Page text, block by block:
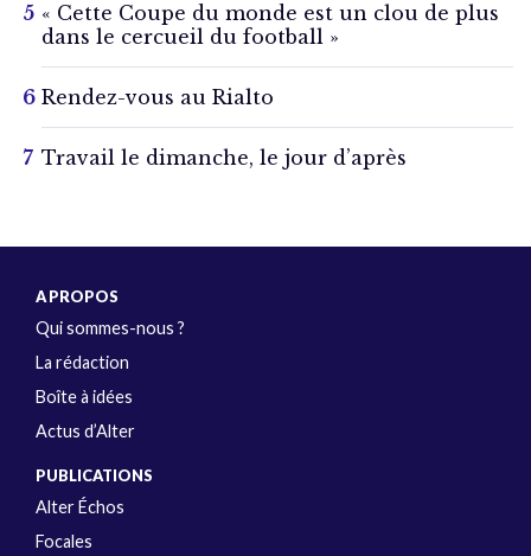
« Cette Coupe du monde est un clou de plus
dans le cercueil du football »
Rendez-vous au Rialto
Travail le dimanche, le jour d’après
A PROPOS
Qui sommes-nous ?
La rédaction
Boîte à idées
Actus d’Alter
PUBLICATIONS
Alter Échos
Focales